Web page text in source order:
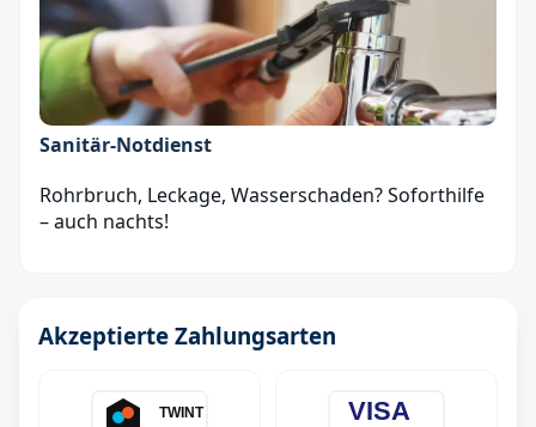
Sanitär‑Notdienst
Rohrbruch, Leckage, Wasserschaden? Soforthilfe
– auch nachts!
Akzeptierte Zahlungsarten
TWINT VISA